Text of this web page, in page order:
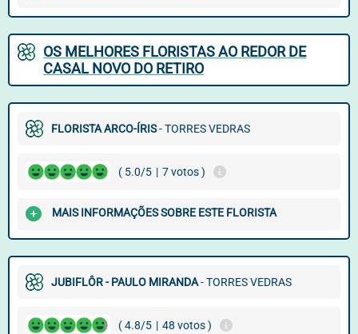
OS MELHORES FLORISTAS AO REDOR DE
CASAL NOVO DO RETIRO
FLORISTA ARCO-ÍRIS- TORRES VEDRAS
( 5.0/5 | 7 votos )
MAIS INFORMAÇÕES SOBRE ESTE FLORISTA
JUBIFLÔR - PAULO MIRANDA- TORRES VEDRAS
( 4.8/5 | 48 votos )